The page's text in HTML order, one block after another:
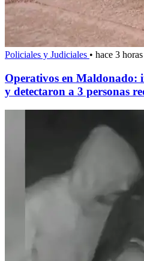
Policiales y Judiciales • hace 3 horas
Operativos en Maldonado:
y detectaron a 3 personas